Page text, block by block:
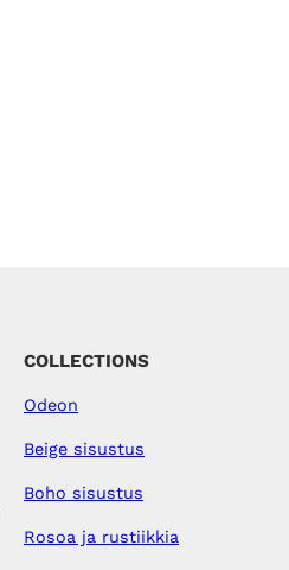
COLLECTIONS
Odeon
Beige sisustus
Boho sisustus
Rosoa ja rustiikkia